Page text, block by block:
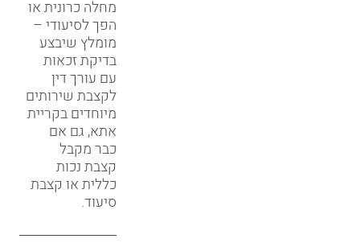
מחלה כרונית או
הפך לסיעודי –
מומלץ שיבצע
בדיקת זכאות
עם עורך דין
לקצבת שירותים
מיוחדים בקריית
אתא, גם אם
כבר מקבל
קצבת נכות
כללית או קצבת
סיעוד.